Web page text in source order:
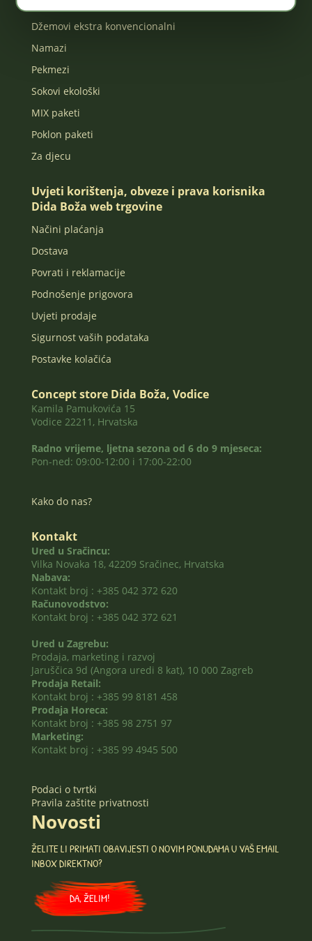
Džemovi ekstra konvencionalni
Namazi
Pekmezi
Sokovi ekološki
MIX paketi
Poklon paketi
Za djecu
Uvjeti korištenja, obveze i prava korisnika
Dida Boža web trgovine
Načini plaćanja
Dostava
Povrati i reklamacije
Podnošenje prigovora
Uvjeti prodaje
Sigurnost vaših podataka
Postavke kolačića
Concept store Dida Boža, Vodice
Kamila Pamukovića 15
Vodice 22211, Hrvatska
Radno vrijeme, ljetna sezona od 6 do 9 mjeseca:
Pon-ned: 09:00-12:00 i 17:00-22:00
Kako do nas?
Kontakt
Ured u Sračincu:
Vilka Novaka 18, 42209 Sračinec, Hrvatska
Nabava:
Kontakt broj : +385 042 372 620
Računovodstvo:
Kontakt broj : +385 042 372 621
Ured u Zagrebu:
Prodaja, marketing i razvoj
Jaruščica 9d (Angora uredi 8 kat), 10 000 Zagreb
Prodaja Retail:
Kontakt broj : +385 99 8181 458
Prodaja Horeca:
Kontakt broj : +385 98 2751 97
Marketing:
Kontakt broj : +385 99 4945 500
Podaci o tvrtki
Pravila zaštite privatnosti
Novosti
ŽELITE LI PRIMATI OBAVIJESTI O NOVIM PONUDAMA U VAŠ EMAIL
INBOX DIREKTNO?
DA, ŽELIM!